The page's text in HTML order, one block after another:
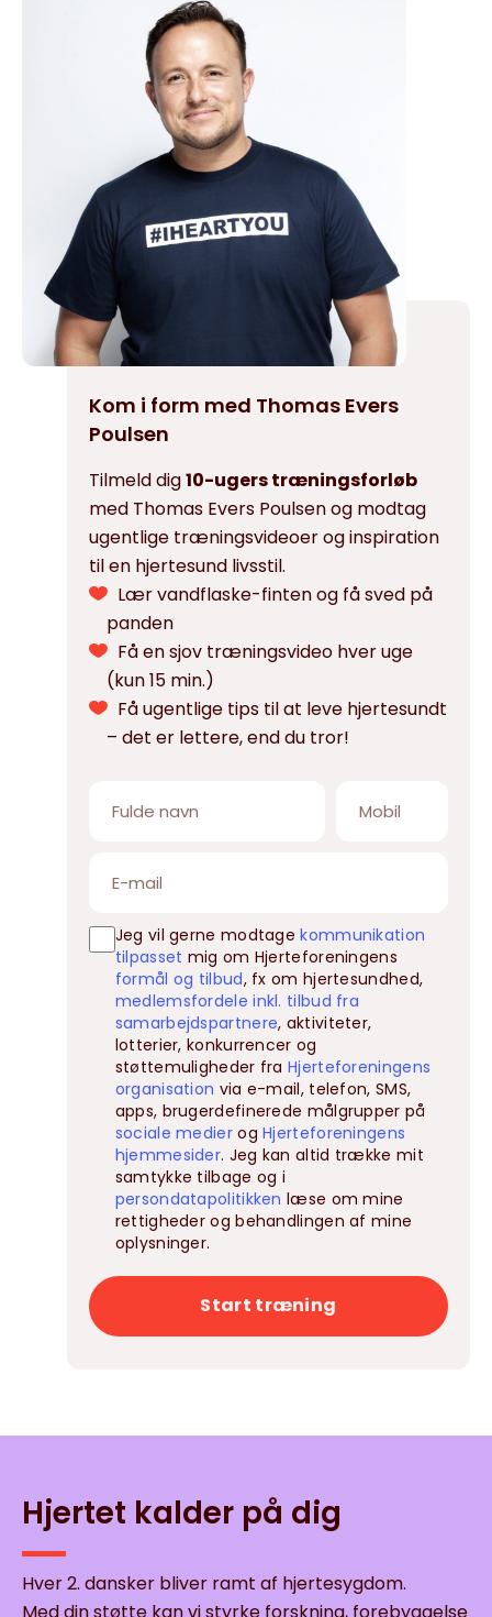
Kom i form med Thomas Evers
Poulsen
Tilmeld dig10-ugers træningsforløb
med Thomas Evers Poulsen og modtag
ugentlige træningsvideoer og inspiration
til en hjertesund livsstil.
Lær vandflaske-finten og få sved på
panden
Få en sjov træningsvideo hver uge
(kun 15 min.)
Få ugentlige tips til at leve hjertesundt
– det er lettere, end du tror!
Jeg vil gerne modtagekommunikation
tilpasset mig om Hjerteforeningens
formål og tilbud, fx om hjertesundhed,
medlemsfordele inkl. tilbud fra
samarbejdspartnere, aktiviteter,
lotterier, konkurrencer og
støttemuligheder fraHjerteforeningens
organisation via e-mail, telefon, SMS,
apps, brugerdefinerede målgrupper på
sociale medierogHjerteforeningens
hjemmesider. Jeg kan altid trække mit
samtykke tilbage og i
persondatapolitikken læse om mine
rettigheder og behandlingen af mine
oplysninger.
Start træning
Hjertet kalder på dig
Hver 2. dansker bliver ramt af hjertesygdom.
Med din støtte kan vi styrke forskning, forebyggelse